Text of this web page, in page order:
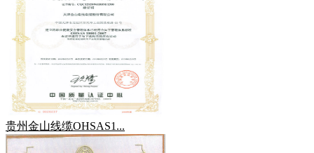
贵州金山线缆OHSAS1...